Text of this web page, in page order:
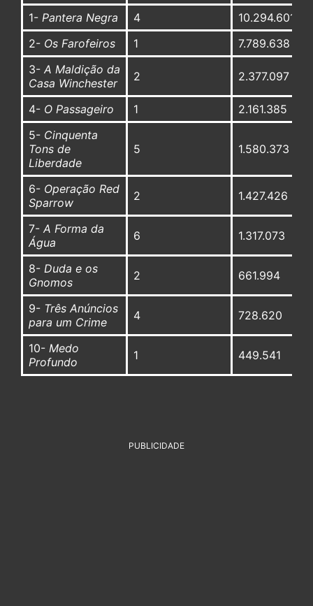
1- Pantera Negra 4
10.294.601
2- Os Farofeiros 1
7.789.638
3- A Maldição da
Casa Winchester
2 2.377.097
4- O Passageiro 1
2.161.385
5- Cinquenta
Tons de
Liberdade
5 1.580.373
6- Operação Red
Sparrow
2 1.427.426
7- A Forma da
Água
6 1.317.073
8- Duda e os
Gnomos
2 661.994
9- Três Anúncios
para um Crime
4 728.620
10- Medo
Profundo
1 449.541
PUBLICIDADE